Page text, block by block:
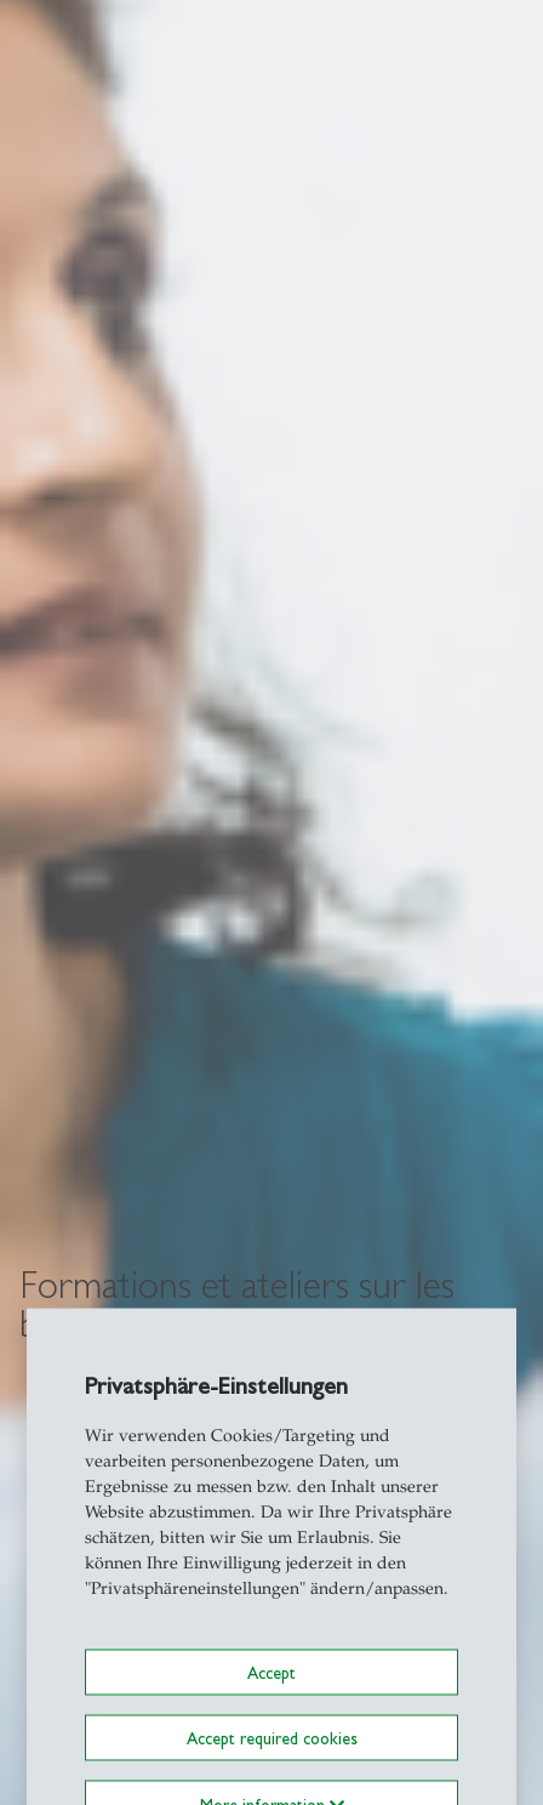
Privatsphäre-Einstellungen
Wir verwenden Cookies/Targeting und
vearbeiten personenbezogene Daten, um
Ergebnisse zu messen bzw. den Inhalt unserer
Website abzustimmen. Da wir Ihre Privatsphäre
schätzen, bitten wir Sie um Erlaubnis. Sie
können Ihre Einwilligung jederzeit in den
"Privatsphäreneinstellungen" ändern/anpassen.
Accept
Accept required cookies
Formations et ateliers sur les
biais inconscients